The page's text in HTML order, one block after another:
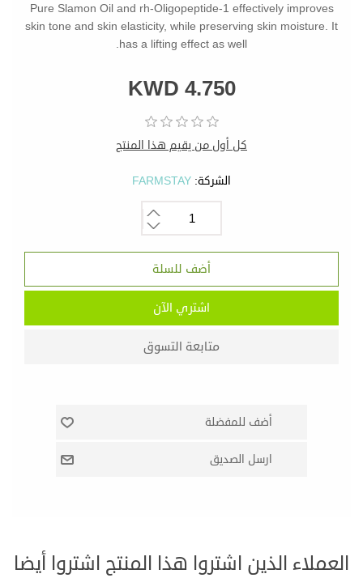
Pure Slamon Oil and rh-Oligopeptide-1 effectively improves
skin tone and skin elasticity, while preserving skin moisture. It
has a lifting effect as well.
KWD 4.750
كل أول من يقيم هذا المنتج
الشركة: FARMSTAY
العملاء الذين اشتروا هذا المنتج اشتروا أيضا